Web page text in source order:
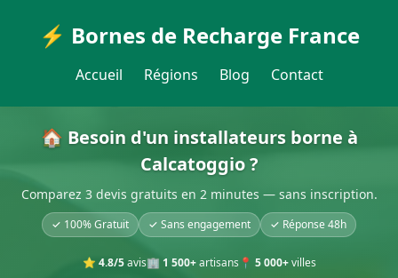
⚡ Bornes de Recharge France
Accueil Régions Blog Contact
🏠 Besoin d'un installateurs borne à
Calcatoggio ?
Comparez 3 devis gratuits en 2 minutes — sans inscription.
✓ 100% Gratuit ✓ Sans engagement ✓ Réponse 48h
⭐ 4.8/5avis🏢 1 500+artisans 📍 5 000+villes